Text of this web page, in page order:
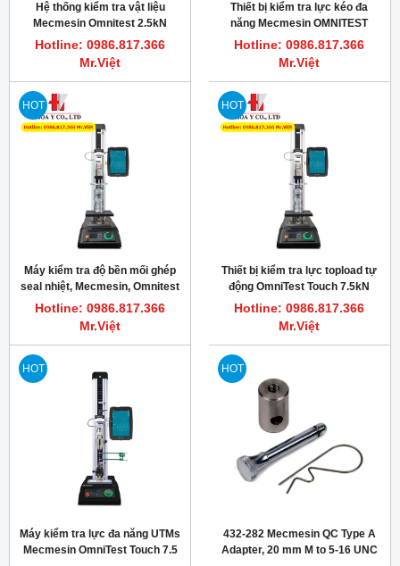
Hệ thống kiểm tra vật liệu
Mecmesin Omnitest 2.5kN
Hotline: 0986.817.366
Mr.Việt
Thiết bị kiểm tra lực kéo đa
năng Mecmesin OMNITEST
7.5KN
Hotline: 0986.817.366
Mr.Việt
HOT
Máy kiểm tra độ bền mối ghép
seal nhiệt, Mecmesin, Omnitest
7.5
Hotline: 0986.817.366
Mr.Việt
HOT
Thiết bị kiểm tra lực topload tự
động OmniTest Touch 7.5kN
Mecmesin
Hotline: 0986.817.366
Mr.Việt
HOT
Máy kiểm tra lực đa năng UTMs
Mecmesin OmniTest Touch 7.5
HOT
432-282 Mecmesin QC Type A
Adapter, 20 mm M to 5-16 UNC